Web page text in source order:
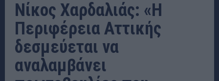
Νίκος Χαρδαλιάς: «Η
Περιφέρεια Αττικής
δεσμεύεται να
αναλαμβάνει